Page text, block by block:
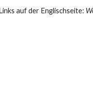
auf der Englischseite: